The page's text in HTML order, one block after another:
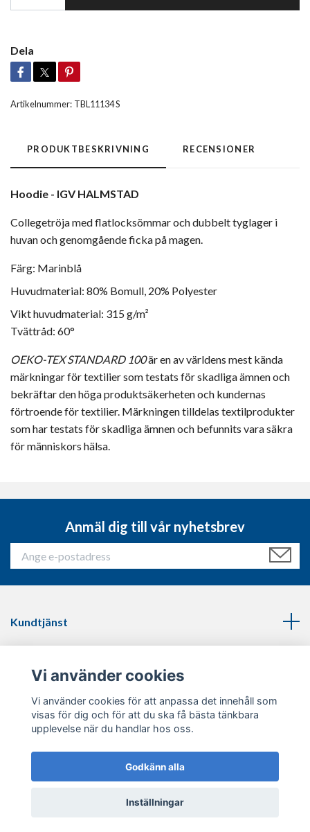
Dela
Artikelnummer: TBL11134 S
PRODUKTBESKRIVNING RECENSIONER
Hoodie - IGV HALMSTAD
Collegetröja med flatlocksömmar och dubbelt tyglager i
huvan och genomgående ficka på magen.
Färg: Marinblå
Huvudmaterial: 80% Bomull, 20% Polyester
Vikt huvudmaterial: 315 g/m²
Tvättråd: 60°
OEKO-TEX STANDARD 100är en av världens mest kända
märkningar för textilier som testats för skadliga ämnen och
bekräftar den höga produktsäkerheten och kundernas
förtroende för textilier. Märkningen tilldelas textilprodukter
som har testats för skadliga ämnen och befunnits vara säkra
för människors hälsa.
Anmäl dig till vår nyhetsbrev
Kundtjänst
Sociala medier
© 2026 Thinblueline.se
Vi använder cookies
Vi använder cookies för att anpassa det innehåll som
visas för dig och för att du ska få bästa tänkbara
upplevelse när du handlar hos oss.
Godkänn alla
Inställningar